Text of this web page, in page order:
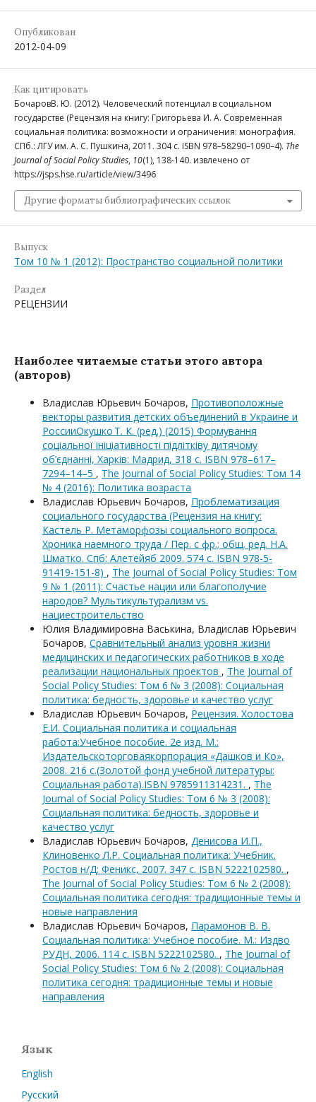
Опубликован
2012-04-09
Как цитировать
БочаровВ. Ю. (2012). Человеческий потенциал в социальном
государстве (Рецензия на книгу: Григорьева И. А. Современная
социальная политика: возможности и ограничения: монография.
СПб.: ЛГУ им. А. С. Пушкина, 2011. 304 с. ISBN 978–58290–1090–4). The
Journal of Social Policy Studies, 10(1), 138-140. извлечено от
https://jsps.hse.ru/article/view/3496
Другие форматы библиографических ссылок
Выпуск
Том 10 № 1 (2012): Пространство социальной политики
Раздел
РЕЦЕНЗИИ
Наиболее читаемые статьи этого автора
(авторов)
Владислав Юрьевич Бочаров, Противоположные
векторы развития детских объединений в Украине и
РоссииОкушко Т. К. (ред.) (2015) Формування
соціальної ініціативності підлітківу дитячому
об’єднанні, Харків: Мадрид, 318 с. ISBN 978–617–
7294–14–5 , The Journal of Social Policy Studies: Том 14
№ 4 (2016): Политика возраста
Владислав Юрьевич Бочаров, Проблематизация
социального государства (Рецензия на книгу:
Кастель Р. Метаморфозы социального вопроса.
Хроника наемного труда / Пер. с фр.; общ. ред. Н.А.
Шматко. Спб: Алетейяб 2009. 574 с. ISBN 978-5-
91419-151-8) , The Journal of Social Policy Studies: Том
9 № 1 (2011): Счастье нации или благополучие
народов? Мультикультурализм vs.
нациестроительство
Юлия Владимировна Васькина, Владислав Юрьевич
Бочаров, Сравнительный анализ уровня жизни
медицинских и педагогических работников в ходе
реализации национальных проектов , The Journal of
Social Policy Studies: Том 6 № 3 (2008): Социальная
политика: бедность, здоровье и качество услуг
Владислав Юрьевич Бочаров, Рецензия. Холостова
Е.И. Социальная политика и социальная
работа:Учебное пособие. 2е изд. М.:
Издательскоторговаякорпорация «Дашков и Кo»,
2008. 216 с.(Золотой фонд учебной литературы:
Социальная работа).ISBN 9785911314231. , The
Journal of Social Policy Studies: Том 6 № 3 (2008):
Социальная политика: бедность, здоровье и
качество услуг
Владислав Юрьевич Бочаров, Денисова И.П.,
Клиновенко Л.Р. Социальная политика: Учебник.
Ростов н/Д: Феникс, 2007. 347 с. ISBN 5222102580. ,
The Journal of Social Policy Studies: Том 6 № 2 (2008):
Социальная политика сегодня: традиционные темы и
новые направления
Владислав Юрьевич Бочаров, Парамонов В. В.
Социальная политика: Учебное пособие. М.: Издво
РУДН, 2006. 114 с. ISBN 5222102580. , The Journal of
Social Policy Studies: Том 6 № 2 (2008): Социальная
политика сегодня: традиционные темы и новые
направления
Язык
English
Русский